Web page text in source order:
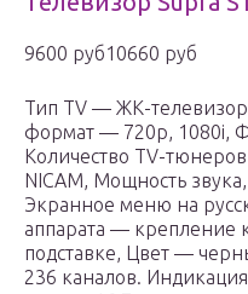
9600 руб10660 руб
Тип TV — ЖК-
формат — 720p, 1080i,
Количество TV-
NICAM, Мощность
Экранное меню на
аппарата — крепление
подставке, Цвет —
236 каналов.